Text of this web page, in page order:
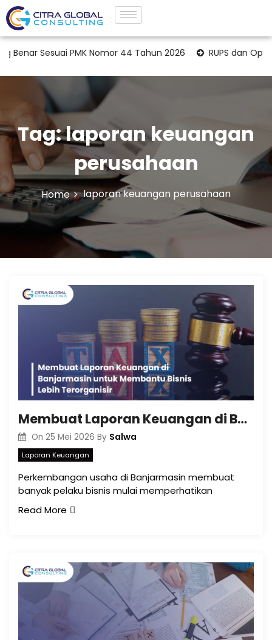
Sesuai PMK Nomor 44 Tahun 2026 RUPS dan Opini
Tag:laporan keuangan
perusahaan
Home laporan keuangan perusahaan
Membuat Laporan Keuangan di Banjarmasin untuk Membantu Bisnis Lebih Terorganisir
On 25 Mei 2026 By Salwa
Laporan Keuangan
Perkembangan usaha di Banjarmasin membuat
banyak pelaku bisnis mulai memperhatikan
Read More